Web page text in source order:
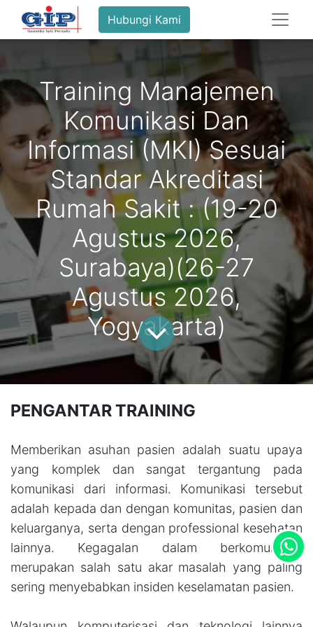
Hubungi Kami
Training Manajemen
Komunikasi Dan
Informasi (MKI) Sesuai
Standar Akreditasi
Rumah Sakit : (19-20
Agustus 2026,
Surabaya)(26-27
Agustus 2026,
Yogyakarta)
PENGANTAR TRAINING
Memberikan asuhan pasien adalah suatu upaya
yang komplek dan sangat tergantung pada
komunikasi dari informasi. Komunikasi tersebut
adalah kepada dan dengan komunitas, pasien dan
keluarganya, serta dengan professional kesehatan
lainnya. Kegagalan dalam berkomunikasi
merupakan salah satu akar masalah yang paling
sering menyebabkan insiden keselamatan pasien.